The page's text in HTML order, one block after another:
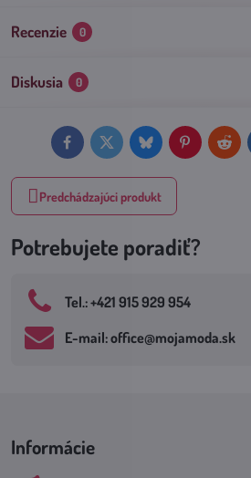
Recenzie 0
Diskusia 0
FacebookTwitter BlueskyPinterestReddit
Predchádzajúci produkt
Potrebujete poradiť?
Tel​.: +421 915 929 954
E-mail: office​@mojamoda​.sk
Informácie